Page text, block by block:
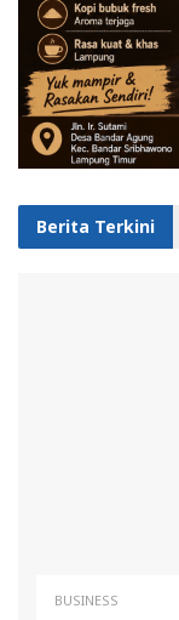
Berita Terkini
BUSINESS